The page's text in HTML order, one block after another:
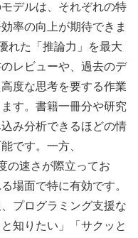
デルは、それぞれの特
率の向上が期待できま
れた「推論力」を最大
レビューや、過去のデ
度な思考を要する作業
す。書籍一冊分や研究
み分析できるほどの情
です。一方、
の速さが際立ってお
場面で特に有効です。
プログラミング支援な
知りたい」「サクッと